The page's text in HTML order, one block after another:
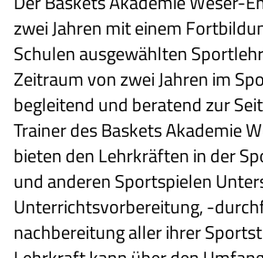
zwei Jahren mit einem
Schulen ausgewählten
Zeitraum von zwei Jahren im
begleitend und beratend zur
Trainer des Baskets Akademie
bieten den Lehrkräften in der
und anderen Sportspielen
Unterrichtsvorbereitung, -
nachbereitung aller ihrer